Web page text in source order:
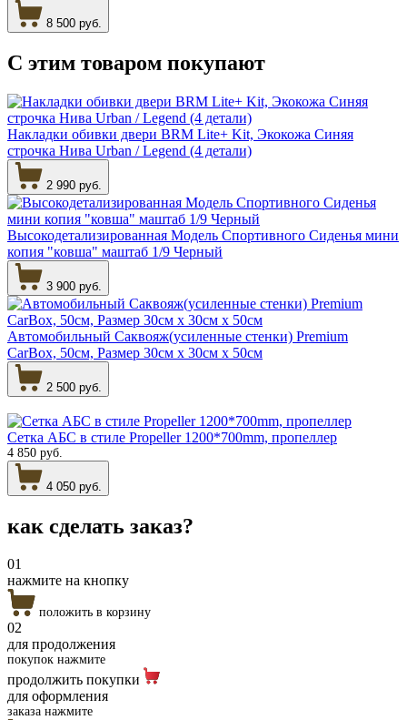
8 500 руб.
С этим товаром покупают
Накладки обивки двери BRM Lite+ Kit, Экокожа Синяя
строчка Нива Urban / Legend (4 детали)
2 990 руб.
Высокодетализированная Модель Спортивного Сиденья мини
копия "ковша" маштаб 1/9 Черный
3 900 руб.
Автомобильный Саквояж(усиленные стенки) Premium
CarBox, 50см, Размер 30см х 30см х 50см
2 500 руб.
Сетка АБС в стиле Propeller 1200*700mm, пропеллер
4 850 руб.
4 050 руб.
как сделать заказ?
01
нажмите на кнопку
положить в корзину
02
для продолжения
покупок нажмите
продолжить покупки
для оформления
заказа нажмите